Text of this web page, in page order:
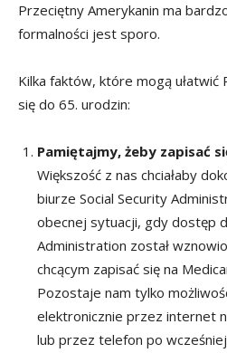
Przeciętny Amerykanin ma
formalności jest sporo.
Kilka faktów, które mogą ułatwić
się do 65. urodzin:
Pamiętajmy, żeby zapisać
Większość z nas chciałaby
biurze Social Security
obecnej sytuacji, gdy dostęp
Administration został
chcącym zapisać się na
Pozostaje nam tylko
elektronicznie przez internet
lub przez telefon po